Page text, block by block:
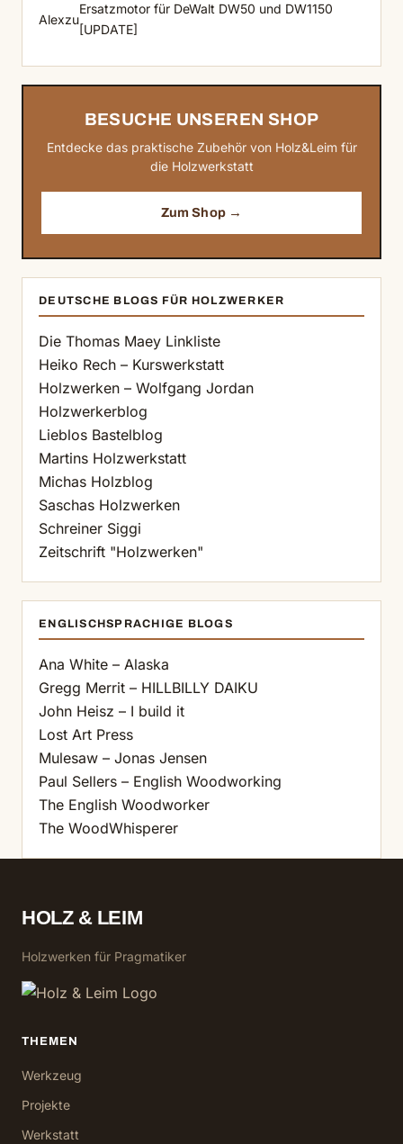
Alexzu
Ersatzmotor für DeWalt DW50 und DW1150
[UPDATE]
BESUCHE UNSEREN SHOP
Entdecke das praktische Zubehör von Holz&Leim für
die Holzwerkstatt
Zum Shop →
DEUTSCHE BLOGS FÜR HOLZWERKER
Die Thomas Maey Linkliste
Heiko Rech – Kurswerkstatt
Holzwerken – Wolfgang Jordan
Holzwerkerblog
Lieblos Bastelblog
Martins Holzwerkstatt
Michas Holzblog
Saschas Holzwerken
Schreiner Siggi
Zeitschrift "Holzwerken"
ENGLISCHSPRACHIGE BLOGS
Ana White – Alaska
Gregg Merrit – HILLBILLY DAIKU
John Heisz – I build it
Lost Art Press
Mulesaw – Jonas Jensen
Paul Sellers – English Woodworking
The English Woodworker
The WoodWhisperer
HOLZ & LEIM
Holzwerken für Pragmatiker
THEMEN
Werkzeug
Projekte
Werkstatt